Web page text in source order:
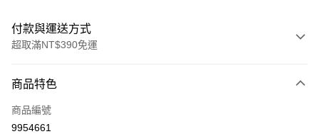
付款與運送方式
超取滿NT$390免運
POYA支付
信用卡一次付款
商品特色
商品編號
9954661